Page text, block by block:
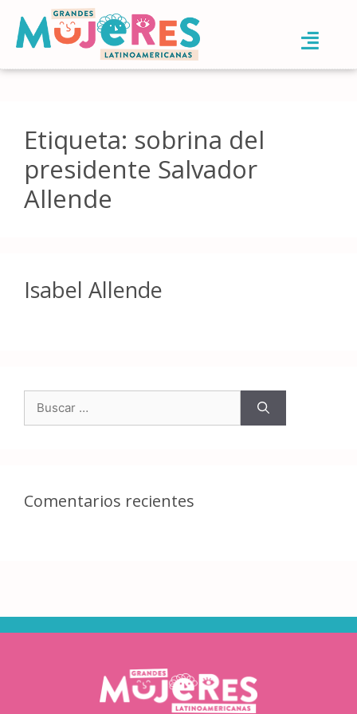
Etiqueta: sobrina del
presidente Salvador
Allende
Isabel Allende
Comentarios recientes